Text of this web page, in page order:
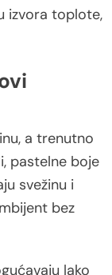
izvora toplote,
a trenutno
pastelne boje
svežinu i
bez
lako